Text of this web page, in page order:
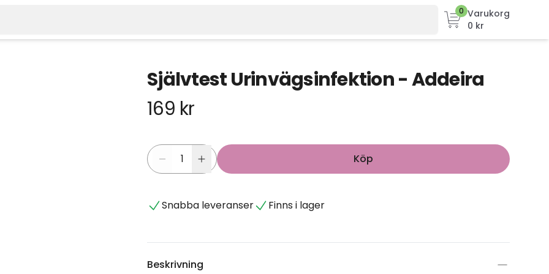
0 Varukorg
0 kr
Självtest Urinvägsinfektion - Addeira
169 kr
Köp
Snabba leveranser Finns i lager
Beskrivning